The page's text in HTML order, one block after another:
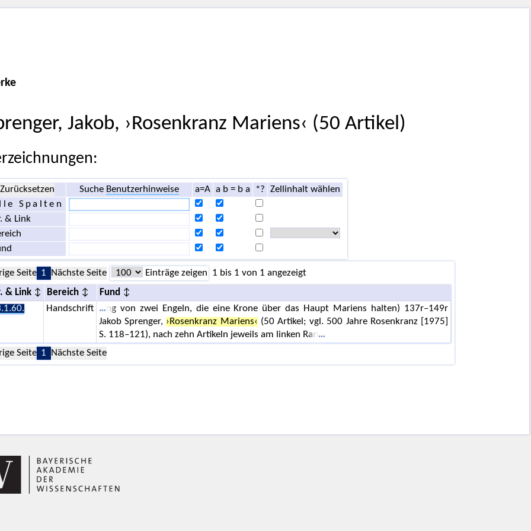
Jakob, ›Rosenkranz Mariens‹ (50 Artikel)
Zurücksetzen Suche Benutzerhinweise a=A a b = b a *?
Zellinhalt wählen
Spalten
& Link
Seite 1 Nächste Seite Einträge zeigen 1 bis 1 von 1 angezeigt
& Link Bereich
Fund
Handschrift
ng von zwei Engeln, die eine Krone über das Haupt Mariens halten) 137r–149r
Jakob Sprenger, ›Rosenkranz Mariens‹ (50 Artikel; vgl. 500 Jahre Rosenkranz [1975]
S. 118–121), nach zehn Artikeln jeweils am linken Ran
Seite 1 Nächste Seite